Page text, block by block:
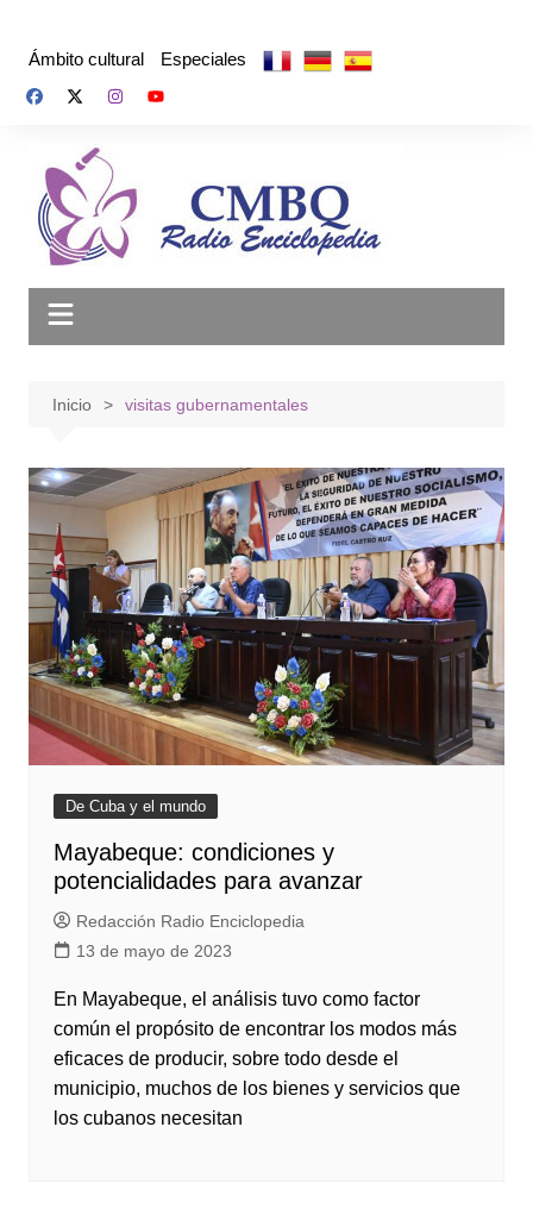
Ámbito cultural Especiales
Inicio visitas gubernamentales
De Cuba y el mundo
Mayabeque: condiciones y
potencialidades para avanzar
Redacción Radio Enciclopedia
13 de mayo de 2023
En Mayabeque, el análisis tuvo como factor
común el propósito de encontrar los modos más
eficaces de producir, sobre todo desde el
municipio, muchos de los bienes y servicios que
los cubanos necesitan